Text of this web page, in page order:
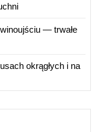
— trwałe
okrągłych i na